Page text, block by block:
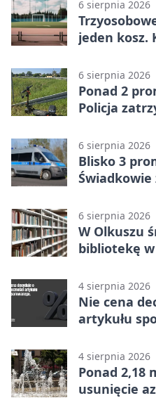
6 sierpnia 2026
jeden kosz.
6 sierpnia 2026
Ponad 2
Policja
6 sierpnia 2026
Blisko 3
6 sierpnia 2026
W Olkuszu
bibliotekę
4 sierpnia 2026
Nie cena
artykułu
4 sierpnia 2026
Ponad 2,18
usunięcie